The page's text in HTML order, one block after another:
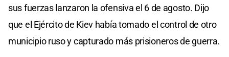
sus fuerzas lanzaron la ofensiva el 6 de agosto. Dijo
que el Ejército de Kiev había tomado el control de otro
municipio ruso y capturado más prisioneros de guerra.